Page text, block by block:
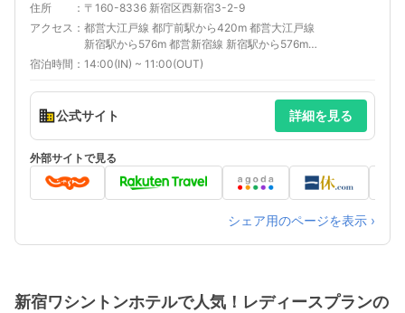
住所
〒160-8336 新宿区西新宿3-2-9
アクセス
都営大江戸線 都庁前駅から420m 都営大江戸線
新宿駅から576m 都営新宿線 新宿駅から576m
京王新線 新線新宿駅から576m
宿泊時間 14:00(IN) ~ 11:00(OUT)
公式サイト 詳細を見る
外部サイトで見る
シェア用のページを表示 ›
新宿ワシントンホテルで人気！レディースプランの